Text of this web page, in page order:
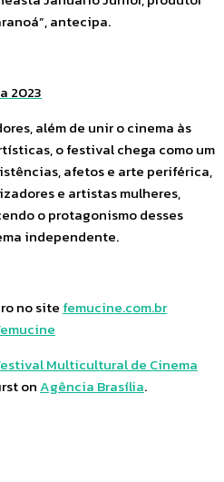
antecipa.
2023
além de unir o cinema às
o festival chega como um
afetos e arte periférica,
e artistas mulheres,
o protagonismo desses
independente.
no site femucine.com.br
Multicultural de Cinema
onAgência Brasília.